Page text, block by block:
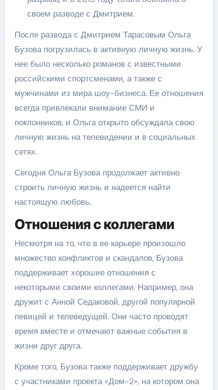
своем разводе с Дмитрием.
После развода с Дмитрием Тарасовым Ольга
Бузова погрузилась в активную личную жизнь. У
нее было несколько романов с известными
российскими спортсменами, а также с
мужчинами из мира шоу-бизнеса. Ее отношения
всегда привлекали внимание СМИ и
поклонников, и Ольга открыто обсуждала свою
личную жизнь на телевидении и в социальных
сетях.
Сегодня Ольга Бузова продолжает активно
строить личную жизнь и надеется найти
настоящую любовь.
Отношения с коллегами
Несмотря на то, что в ее карьере произошло
множество конфликтов и скандалов, Бузова
поддерживает хорошие отношения с
некоторыми своими коллегами. Например, она
дружит с Анной Седаковой, другой популярной
певицей и телеведущей. Они часто проводят
время вместе и отмечают важные события в
жизни друг друга.
Кроме того, Бузова также поддерживает дружбу
с участниками проекта «Дом-2», на котором она